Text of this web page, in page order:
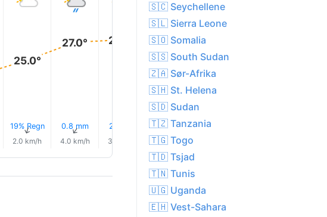
25.0°
19% Regn
↑
2.0 km/h
27.0°
0.8 mm
↑
4.0 km/h
28.0°
2.5 mm
3.0 km/h
28.0°
1.7 mm
↑
3.0 km/h
1.7 mm
🇸🇨 Seychellene
🇸🇱 Sierra Leone
🇸🇴 Somalia
🇸🇸 South Sudan
🇿🇦 Sør-Afrika
🇸🇭 St. Helena
🇸🇩 Sudan
🇹🇿 Tanzania
🇹🇬 Togo
🇹🇩 Tsjad
🇹🇳 Tunis
🇺🇬 Uganda
🇪🇭 Vest-Sahara